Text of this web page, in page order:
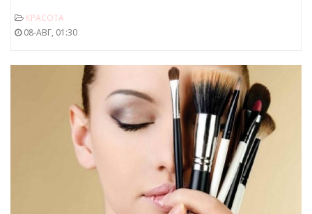
КРАСОТА
08-АВГ, 01:30